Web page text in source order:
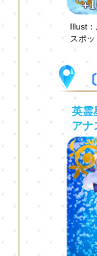
Illust
スポ
英霊
アナ